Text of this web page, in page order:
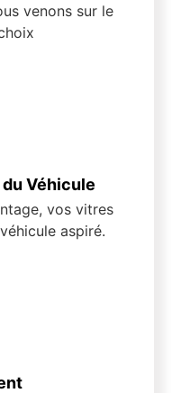
venons sur le
Véhicule
vos vitres
aspiré.